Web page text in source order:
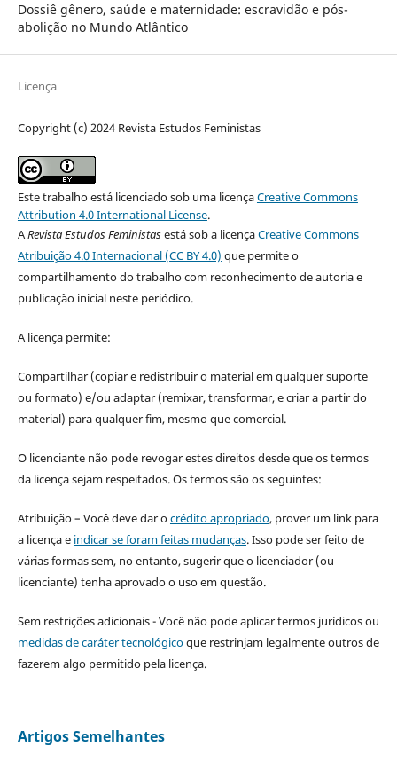
Dossiê gênero, saúde e maternidade: escravidão e pós-
abolição no Mundo Atlântico
Licença
Copyright (c) 2024 Revista Estudos Feministas
Este trabalho está licenciado sob uma licençaCreative Commons
Attribution 4.0 International License.
ARevista Estudos Feministasestá sob a licençaCreative Commons
Atribuição 4.0 Internacional (CC BY 4.0) que permite o
compartilhamento do trabalho com reconhecimento de autoria e
publicação inicial neste periódico.
A licença permite:
Compartilhar (copiar e redistribuir o material em qualquer suporte
ou formato) e/ou adaptar (remixar, transformar, e criar a partir do
material) para qualquer fim, mesmo que comercial.
O licenciante não pode revogar estes direitos desde que os termos
da licença sejam respeitados. Os termos são os seguintes:
Atribuição – Você deve dar ocrédito apropriado, prover um link para
a licença e indicar se foram feitas mudanças. Isso pode ser feito de
várias formas sem, no entanto, sugerir que o licenciador (ou
licenciante) tenha aprovado o uso em questão.
Sem restrições adicionais - Você não pode aplicar termos jurídicos ou
medidas de caráter tecnológicoque restrinjam legalmente outros de
fazerem algo permitido pela licença.
Artigos Semelhantes